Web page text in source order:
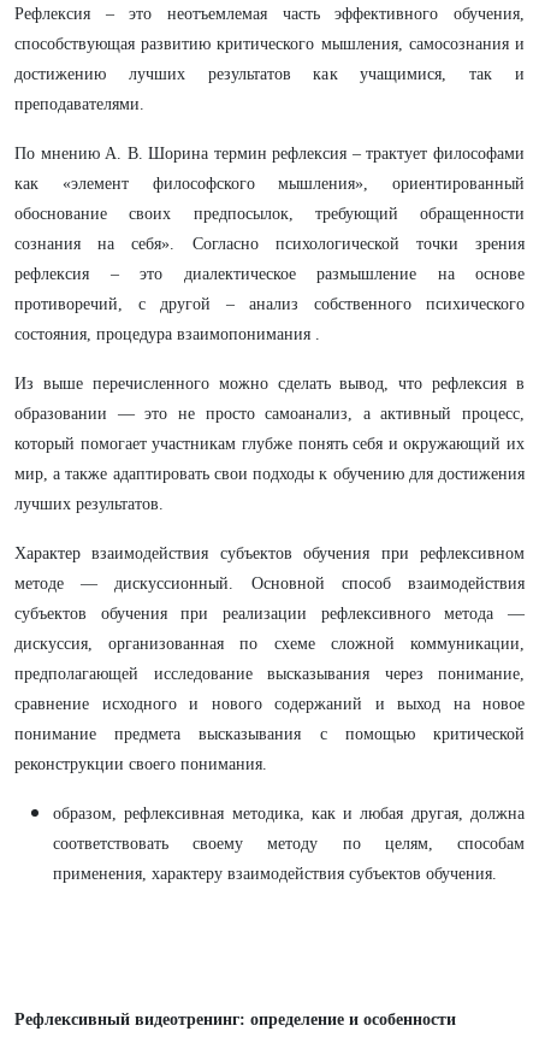
Рефлексия – это неотъемлемая часть эффективного обучения,
способствующая развитию критического мышления, самосознания и
достижению лучших результатов как учащимися, так и
преподавателями.
По мнению А. В. Шорина термин рефлексия – трактует философами
как «элемент философского мышления», ориентированный
обоснование своих предпосылок, требующий обращенности
сознания на себя». Согласно психологической точки зрения
рефлексия – это диалектическое размышление на основе
противоречий, с другой – анализ собственного психического
состояния, процедура взаимопонимания .
Из выше перечисленного можно сделать вывод, что рефлексия в
образовании — это не просто самоанализ, а активный процесс,
который помогает участникам глубже понять себя и окружающий их
мир, а также адаптировать свои подходы к обучению для достижения
лучших результатов.
Характер взаимодействия субъектов обучения при рефлексивном
методе — дискуссионный. Основной способ взаимодействия
субъектов обучения при реализации рефлексивного метода —
дискуссия, организованная по схеме сложной коммуникации,
предполагающей исследование высказывания через понимание,
сравнение исходного и нового содержаний и выход на новое
понимание предмета высказывания с помощью критической
реконструкции своего понимания.
образом, рефлексивная методика, как и любая другая, должна
соответствовать своему методу по целям, способам
применения, характеру взаимодействия субъектов обучения.
Рефлексивный видеотренинг: определение и особенности